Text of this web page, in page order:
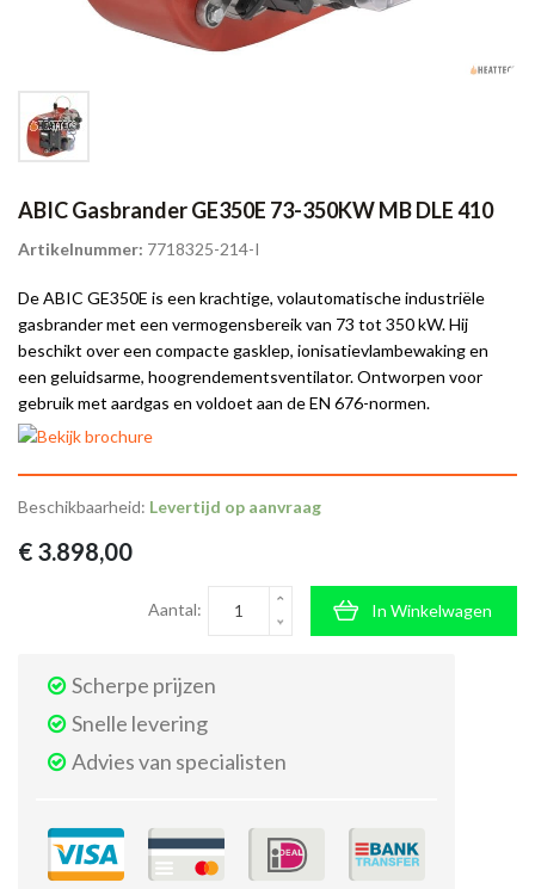
ABIC Gasbrander GE350E 73-350KW MB DLE 410
Artikelnummer: 7718325-214-I
De ABIC GE350E is een krachtige, volautomatische industriële
gasbrander met een vermogensbereik van 73 tot 350 kW. Hij
beschikt over een compacte gasklep, ionisatievlambewaking en
een geluidsarme, hoogrendementsventilator. Ontworpen voor
gebruik met aardgas en voldoet aan de EN 676-normen.
Beschikbaarheid: Levertijd op aanvraag
€ 3.898,00
Aantal: In Winkelwagen
Scherpe prijzen
Snelle levering
Advies van specialisten